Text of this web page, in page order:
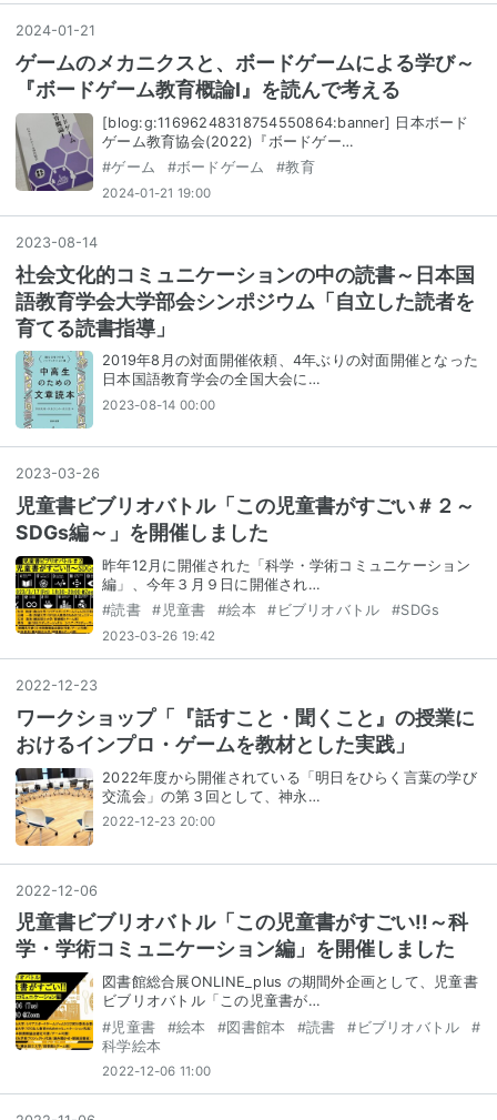
2024-01 -21
ゲームのメカニクスと、ボードゲームによる学び～
『ボードゲーム教育概論Ⅰ』を読んで考える
[blog:g:11696248318754550864:banner] 日本ボード
ゲーム教育協会(2022)『ボードゲー…
#ゲーム #ボードゲーム #教育
2024-01-21 19:00
2023-08-14
社会文化的コミュニケーションの中の読書～日本国
語教育学会大学部会シンポジウム「自立した読者を
育てる読書指導」
2019年8月の対面開催依頼、4年ぶりの対面開催となった
日本国語教育学会の全国大会に…
2023-08-14 00:00
2023-03-26
児童書ビブリオバトル「この児童書がすごい＃２～
SDGs編～」を開催しました
昨年12月に開催された「科学・学術コミュニケーション
編」、今年３月９日に開催され…
#読書 # 児童書 #絵本 # ビブリオバトル #SDGs
2023-03-26 19:42
2022-12-23
ワークショップ「『話すこと・聞くこと』の授業に
おけるインプロ・ゲームを教材とした実践」
2022年度から開催されている「明日をひらく言葉の学び
交流会」の第３回として、神永…
2022-12-23 20:00
2022-12-06
児童書ビブリオバトル「この児童書がすごい!!～科
学・学術コミュニケーション編」を開催しました
図書館総合展ONLINE_plus の期間外企画として、児童書
ビブリオバトル「この児童書が…
#児童書 #絵本 #図書館本 #読書 # ビブリオバトル
#
科学絵本
2022-12-06 11:00